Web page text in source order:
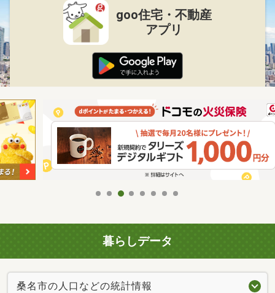
goo住宅・不動産
アプリ
暮らしデータ
桑名市の人口などの統計情報